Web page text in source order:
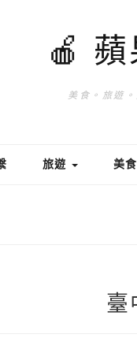
🍎 蘋
美食。旅遊
旅遊 美食
臺